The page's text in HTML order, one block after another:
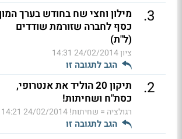
3
.
מילון וחצי שח בחודש בערך
כסף לחברה שזורמת שודדים
(ל"ת)
ציון24/02/2014 14:31
הגב לתגובה זו
2
.
תיקון 20 הוליד את אנטרופי,
כסת"ח ושחיתות!
רגולציה = שחיתות!24/02/2014 14:21
הגב לתגובה זו